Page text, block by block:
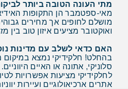
מתי העונה הטובה ביותר
מאי-ספטמבר הן התקופות
מושלם לחופים אך מחירים
ואוקטובר מציעים איזון טוב בין
האם כדאי לשלב עם מדינות
בהחלט! חלקידיקי נמצא במיקום
סלוניקי, אתונה או האיים
לחלקידיקי מציעות אפשרויות
אתרים ארכיאולוגיים ועיירות